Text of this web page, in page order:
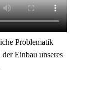
Problematik
Einbau unseres